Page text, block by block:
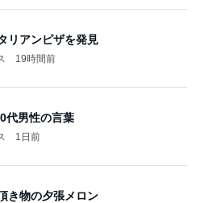
リアンピザを発見
19時間前
代男性の言葉
1日前
き物の夕張メロン